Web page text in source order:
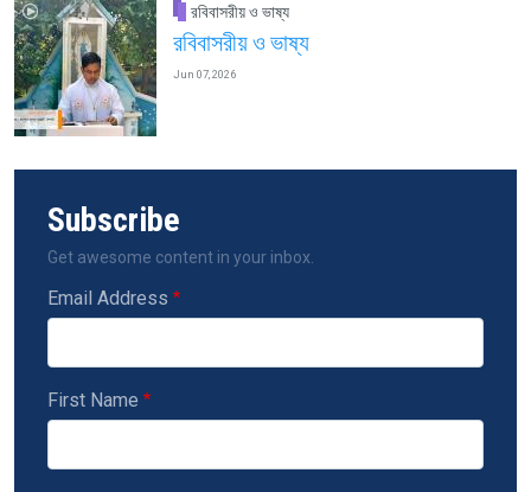
রবিবাসরীয় ও ভাষ্য
রবিবাসরীয় ও ভাষ্য
Jun 07, 2026
Subscribe
Get awesome content in your inbox.
Email Address
First Name